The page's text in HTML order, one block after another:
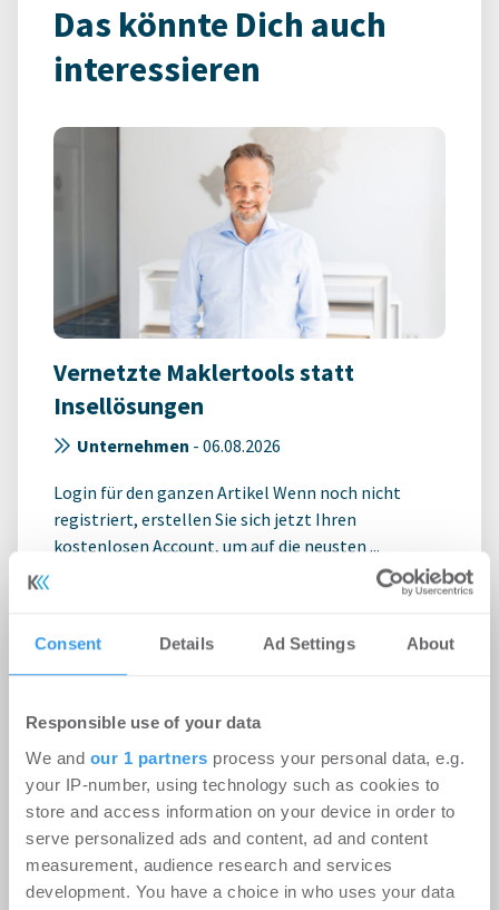
Consent Details Ad Settings About
Responsible use of your data
We and our 1 partners process your personal data, e.g.
your IP-number, using technology such as cookies to
store and access information on your device in order to
serve personalized ads and content, ad and content
measurement, audience research and services
development. You have a choice in who uses your data
Das könnte Dich auch
interessieren
Vernetzte Maklertools statt
Insellösungen
Unternehmen - 06.08.2026
Login für den ganzen Artikel Wenn noch nicht
registriert, erstellen Sie sich jetzt Ihren
kostenlosen Account, um auf die neusten ...
Newmark akquiriert L+P
Immobilienbewertung für sein
Europa
Unternehmen 06.08.2026
Login für den ganzen Artikel Wenn noch nicht
registriert, erstellen Sie sich jetzt Ihren
kostenlosen Account, um auf die neusten ...